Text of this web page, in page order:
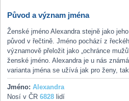
Původ a význam jména
Ženské jméno Alexandra stejně jako
původ v řečtině. Jméno pochází z
významově přeložit jako „ochránce
ženské jméno. Alexandra je u nás
varianta jména se užívá jak pro ženy,
Jméno: Alexandra
Nosí v ČR 6828lidí